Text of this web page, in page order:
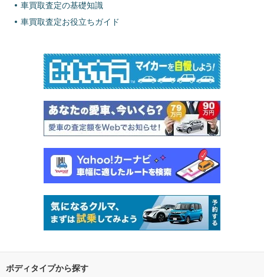
車買取査定の基礎知識
車買取査定お役立ちガイド
ボディタイプから探す